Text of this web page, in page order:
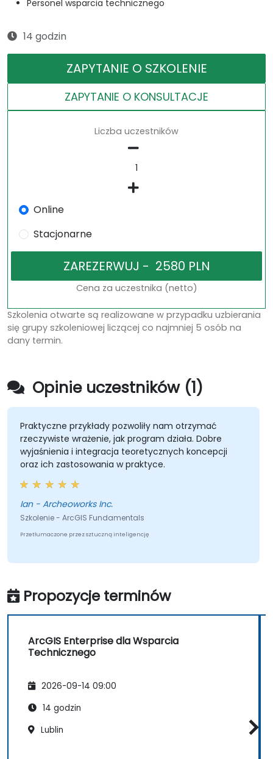
Personel wsparcia technicznego
14 godzin
ZAPYTANIE O SZKOLENIE
ZAPYTANIE O KONSULTACJE
Liczba uczestników
Online
Stacjonarne
Cena za uczestnika (netto)
Szkolenia otwarte są realizowane w przypadku uzbierania
się grupy szkoleniowej liczącej co najmniej 5 osób na
dany termin.
Opinie uczestników (1)
Praktyczne przykłady pozwoliły nam otrzymać
rzeczywiste wrażenie, jak program działa. Dobre
wyjaśnienia i integracja teoretycznych koncepcji
oraz ich zastosowania w praktyce.
Ian - Archeoworks Inc.
Szkolenie - ArcGIS Fundamentals
Przetłumaczone przez sztuczną inteligencję
Propozycje terminów
ArcGIS Enterprise dla Wsparcia
Technicznego
2026-09-14 09:00
14 godzin
Lublin